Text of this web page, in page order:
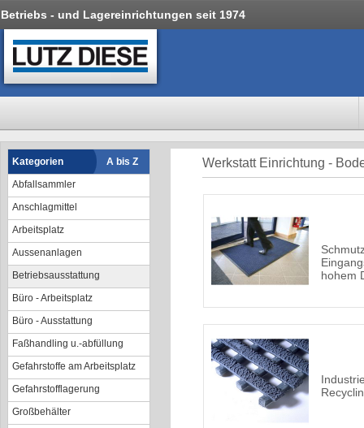
Betriebs - und Lagereinrichtungen seit 1974
Kategorien
A bis Z
Abfallsammler
Anschlagmittel
Arbeitsplatz
Aussenanlagen
Betriebsausstattung
Büro - Arbeitsplatz
Büro - Ausstattung
Faßhandling u.-abfüllung
Gefahrstoffe am Arbeitsplatz
Gefahrstofflagerung
Großbehälter
Werkstatt Einrichtung -
hohem